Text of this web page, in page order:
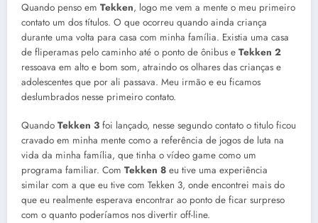
Quando penso em Tekken, logo me vem a mente o meu primeiro
contato um dos títulos. O que ocorreu quando ainda criança
durante uma volta para casa com minha família. Existia uma casa
de fliperamas pelo caminho até o ponto de ônibus e Tekken 2
ressoava em alto e bom som, atraindo os olhares das crianças e
adolescentes que por ali passava. Meu irmão e eu ficamos
deslumbrados nesse primeiro contato.
Quando Tekken 3 foi lançado, nesse segundo contato o titulo ficou
cravado em minha mente como a referência de jogos de luta na
vida da minha família, que tinha o vídeo game como um
programa familiar. Com Tekken 8 eu tive uma experiência
similar com a que eu tive com Tekken 3, onde encontrei mais do
que eu realmente esperava encontrar ao ponto de ficar surpreso
com o quanto poderíamos nos divertir off-line.